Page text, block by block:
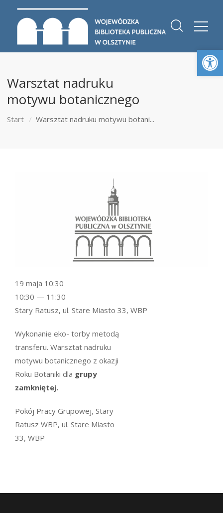
Warsztat nadruku
motywu botanicznego
Start Warsztat nadruku motywu botani...
Wykonanie eko- torby metodą
transferu. Warsztat nadruku
motywu botanicznego z okazji
Roku Botaniki dla grupy
zamkniętej.
Pokój Pracy Grupowej, Stary
Ratusz WBP, ul. Stare Miasto
33, WBP
19 maja 10:30
10:30 — 11:30
Stary Ratusz, ul. Stare Miasto 33, WBP